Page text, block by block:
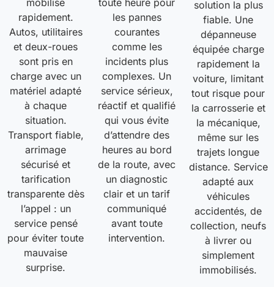
mobilise
rapidement.
Autos, utilitaires
et deux-roues
sont pris en
charge avec un
matériel adapté
à chaque
situation.
Transport fiable,
arrimage
sécurisé et
tarification
transparente dès
l’appel : un
service pensé
pour éviter toute
mauvaise
surprise.
toute heure pour
les pannes
courantes
comme les
incidents plus
complexes. Un
service sérieux,
réactif et qualifié
qui vous évite
d’attendre des
heures au bord
de la route, avec
un diagnostic
clair et un tarif
communiqué
avant toute
intervention.
solution la plus
fiable. Une
dépanneuse
équipée charge
rapidement la
voiture, limitant
tout risque pour
la carrosserie et
la mécanique,
même sur les
trajets longue
distance. Service
adapté aux
véhicules
accidentés, de
collection, neufs
à livrer ou
simplement
immobilisés.